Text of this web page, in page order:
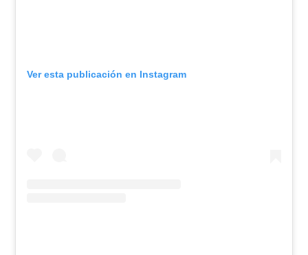
Ver esta publicación en Instagram